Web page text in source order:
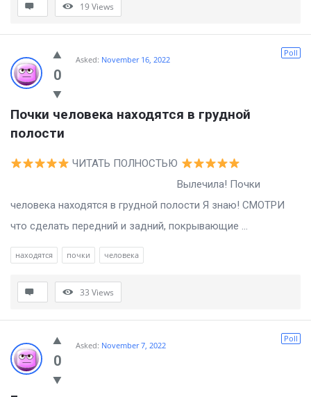
19Views
0
Poll
Asked: November 16, 2022
Почки человека находятся в грудной
полости
ЧИТАТЬ ПОЛНОСТЬЮ
Вылечила! Почки
человека находятся в грудной полости Я знаю! СМОТРИ
что сделать передний и задний, покрывающие ...
находятся почки человека
33 Views
0
Poll
Asked: November 7, 2022